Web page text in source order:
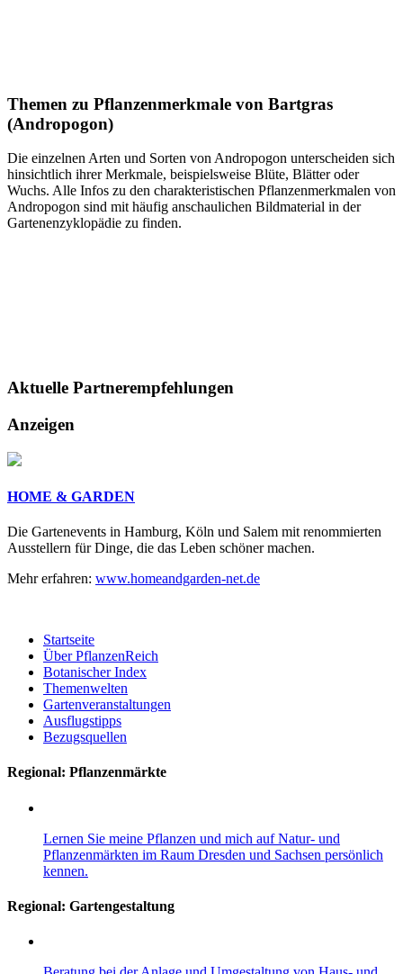
Themen zu Pflanzenmerkmale von Bartgras
(Andropogon)
Die einzelnen Arten und Sorten von Andropogon unterscheiden sich
hinsichtlich ihrer Merkmale, beispielsweise Blüte, Blätter oder
Wuchs. Alle Infos zu den charakteristischen Pflanzenmerkmalen von
Andropogon sind mit häufig anschaulichen Bildmaterial in der
Gartenenzyklopädie zu finden.
Aktuelle Partnerempfehlungen
Anzeigen
HOME & GARDEN
Die Gartenevents in Hamburg, Köln und Salem mit renommierten
Ausstellern für Dinge, die das Leben schöner machen.
Mehr erfahren: www.homeandgarden-net.de
Startseite
Über PflanzenReich
Botanischer Index
Themenwelten
Gartenveranstaltungen
Ausflugstipps
Bezugsquellen
Regional: Pflanzenmärkte
Lernen Sie meine Pflanzen und mich auf Natur- und
Pflanzenmärkten im Raum Dresden und Sachsen persönlich
kennen.
Regional: Gartengestaltung